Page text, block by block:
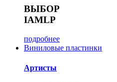
ВЫБОР
IAMLP
подробнее
Виниловые пластинки
Артисты